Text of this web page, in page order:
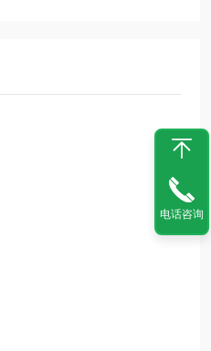
电话咨询